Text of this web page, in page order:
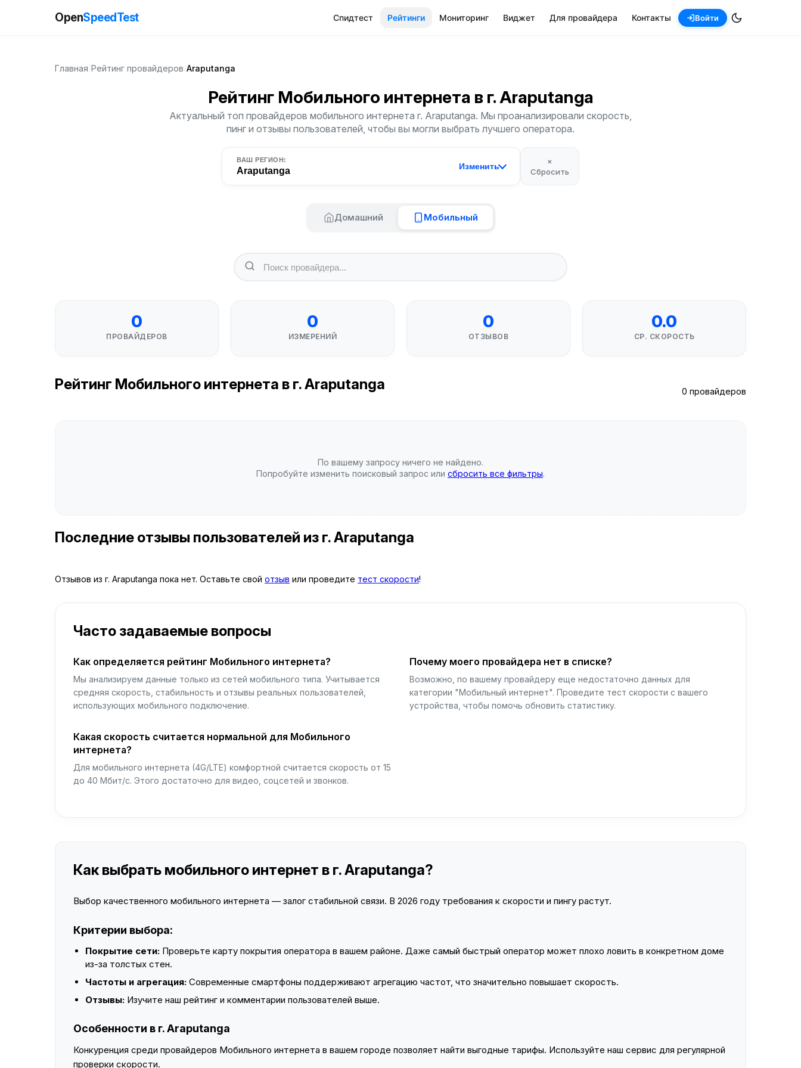
OpenSpeedTest Спидтест Рейтинги Мониторинг Виджет Для провайдера Контакты Войти
Главная Рейтинг провайдеров Araputanga
Рейтинг Мобильного интернета в г. Araputanga
Актуальный топ провайдеров мобильного интернета г. Araputanga. Мы проанализировали скорость,
пинг и отзывы пользователей, чтобы вы могли выбрать лучшего оператора.
ВАШ РЕГИОН:
Araputanga Изменить
×
Сбросить
Домашний Мобильный
0
ПРОВАЙДЕРОВ
0
ИЗМЕРЕНИЙ
0
ОТЗЫВОВ
0.0
СР. СКОРОСТЬ
Рейтинг Мобильного интернета в г. Araputanga 0 провайдеров
По вашему запросу ничего не найдено.
Попробуйте изменить поисковый запрос или сбросить все фильтры.
Последние отзывы пользователей из г. Araputanga
Отзывов из г. Araputanga пока нет. Оставьте свой отзыв или проведите тест скорости!
Часто задаваемые вопросы
Как определяется рейтинг Мобильного интернета?
Мы анализируем данные только из сетей мобильного типа. Учитывается
средняя скорость, стабильность и отзывы реальных пользователей,
использующих мобильного подключение.
Почему моего провайдера нет в списке?
Возможно, по вашему провайдеру еще недостаточно данных для
категории "Мобильный интернет". Проведите тест скорости с вашего
устройства, чтобы помочь обновить статистику.
Какая скорость считается нормальной для Мобильного
интернета?
Для мобильного интернета (4G/LTE) комфортной считается скорость от 15
до 40 Мбит/с. Этого достаточно для видео, соцсетей и звонков.
Как выбрать мобильного интернет в г. Araputanga?
Выбор качественного мобильного интернета — залог стабильной связи. В 2026 году требования к скорости и пингу растут.
Критерии выбора:
Покрытие сети: Проверьте карту покрытия оператора в вашем районе. Даже самый быстрый оператор может плохо ловить в конкретном доме
из-за толстых стен.
Частоты и агрегация: Современные смартфоны поддерживают агрегацию частот, что значительно повышает скорость.
Отзывы: Изучите наш рейтинг и комментарии пользователей выше.
Особенности в г. Araputanga
Конкуренция среди провайдеров Мобильного интернета в вашем городе позволяет найти выгодные тарифы. Используйте наш сервис для регулярной
проверки скорости.